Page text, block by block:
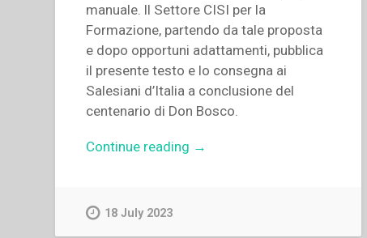
manuale. ll Settore CISI per la
Formazione, partendo da tale proposta
e dopo opportuni adattamenti, pubblica
il presente testo e lo consegna ai
Salesiani d’Italia a conclusione del
centenario di Don Bosco.
Continue reading “Armando
→
18 July 2023